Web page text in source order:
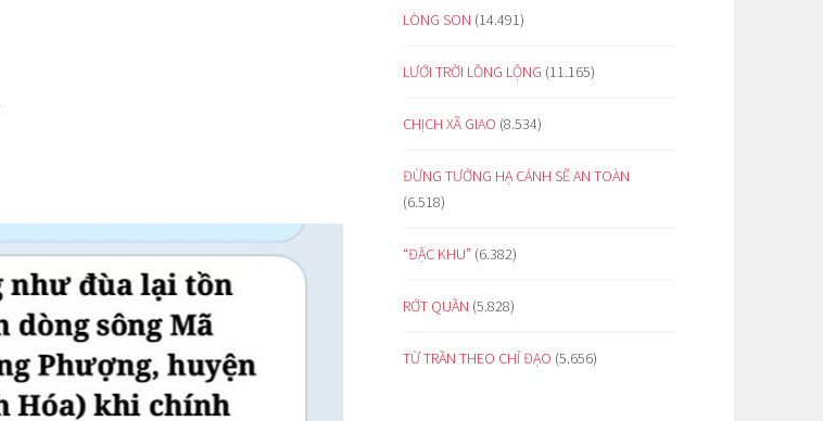
LÒNG SON (14.491)
LƯỚI TRỜI LỒNG LỘNG (11.165)
CHỊCH XÃ GIAO (8.534)
ĐỪNG TƯỞNG HẠ CÁNH SẼ AN TOÀN
(6.518)
“ĐẶC KHU” (6.382)
RỚT QUẦN (5.828)
TỪ TRẦN THEO CHỈ ĐẠO (5.656)